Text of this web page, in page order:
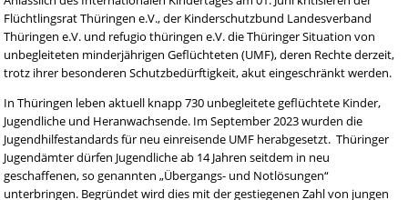
Flüchtlingsrat Thüringen e.V., der Kinderschutzbund Landesverband
Thüringen e.V. und refugio thüringen e.V. die Thüringer Situation von
unbegleiteten minderjährigen Geflüchteten (UMF), deren Rechte derzeit,
trotz ihrer besonderen Schutzbedürftigkeit, akut eingeschränkt werden.
In Thüringen leben aktuell knapp 730 unbegleitete geflüchtete Kinder,
Jugendliche und Heranwachsende. Im September 2023 wurden die
Jugendhilfestandards für neu einreisende UMF herabgesetzt. Thüringer
Jugendämter dürfen Jugendliche ab 14 Jahren seitdem in neu
geschaffenen, so genannten „Übergangs- und Notlösungen“
unterbringen. Begründet wird dies mit der gestiegenen Zahl von jungen